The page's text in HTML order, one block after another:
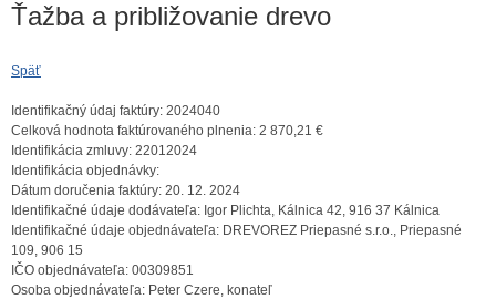
Ťažba a približovanie drevo
Späť
Identifikačný údaj faktúry: 2024040
Celková hodnota faktúrovaného plnenia: 2 870,21 €
Identifikácia zmluvy: 22012024
Identifikácia objednávky:
Dátum doručenia faktúry: 20. 12. 2024
Identifikačné údaje dodávateľa: Igor Plichta, Kálnica 42, 916 37 Kálnica
Identifikačné údaje objednávateľa: DREVOREZ Priepasné s.r.o., Priepasné
109, 906 15
IČO objednávateľa: 00309851
Osoba objednávateľa: Peter Czere, konateľ